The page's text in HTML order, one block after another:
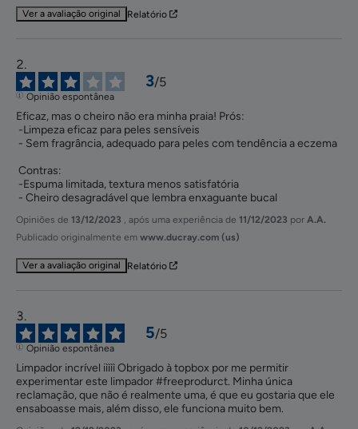
Ver a avaliação original Relatório
3/5
Opinião espontânea
Eficaz, mas o cheiro não era minha praia! Prós:
- Cheiro desagradável que lembra enxaguante bucal
Opiniões de 13/12/2023 , após uma experiência de 11/12/2023 por A.A.
Publicado originalmente em www.ducray.com (us)
Ver a avaliação original Relatório
5/5
Opinião espontânea
Limpador incrível iìììì Obrigado à topbox por me permitir
experimentar este limpador #freeprodurct. Minha única
reclamação, que não é realmente uma, é que eu gostaria que ele
ensaboasse mais, além disso, ele funciona muito bem.